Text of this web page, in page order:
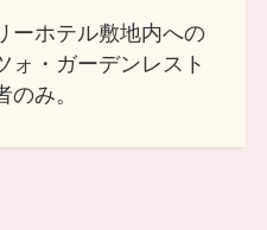
ーホテル敷地内への
ォ・ガーデンレスト
み。